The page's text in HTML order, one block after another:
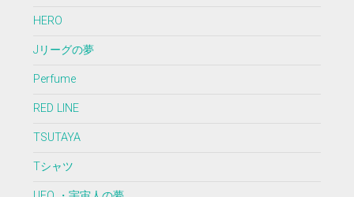
HERO
Jリーグの夢
Perfume
RED LINE
TSUTAYA
Tシャツ